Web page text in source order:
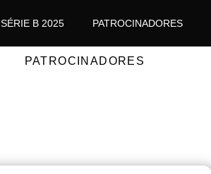
SÉRIE B 2025 PATROCINADORES
PATROCINADORES